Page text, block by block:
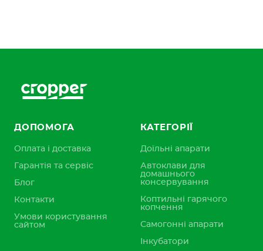
ДОПОМОГА
Оплата і доставка
Гарантія та сервіс
Блог
Контакти
Умови користування
сайтом
КАТЕГОРІЇ
Доїльні апарати
Автоклави для
домашнього
консервування
Коптильні гарячого
копчення
Самогонні апарати
Інкубатори